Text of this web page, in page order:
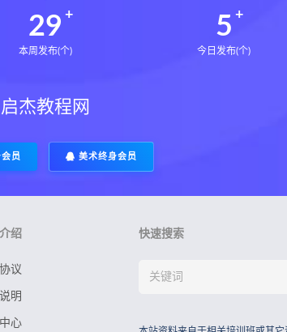
29
本周发布(个)
5
今日发布(个)
启杰教程网
员 美术终身会员
绍
议
明
心
快速搜索